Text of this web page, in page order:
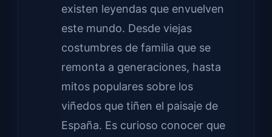
existen leyendas que envuelven
este mundo. Desde viejas
costumbres de familia que se
remonta a generaciones, hasta
mitos populares sobre los
viñedos que tiñen el paisaje de
España. Es curioso conocer que